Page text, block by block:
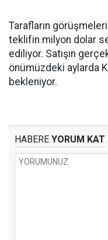
Tarafların
teklifin milyon dolar
ediliyor. Satışın
önümüzdeki aylarda
bekleniyor.
HABERE YORUM KAT